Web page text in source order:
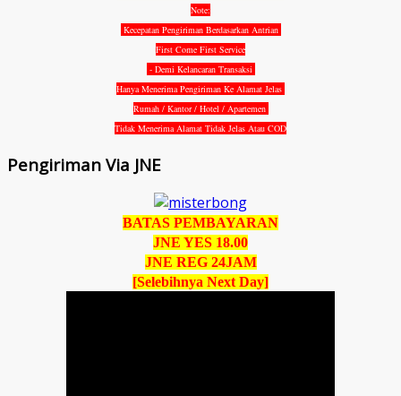
Note:
Kecepatan Pengiriman Berdasarkan Antrian
First Come First Service
- Demi Kelancaran Transaksi
Hanya Menerima Pengiriman Ke Alamat Jelas
Rumah / Kantor / Hotel / Apartemen
Tidak Menerima Alamat Tidak Jelas Atau COD
Pengiriman Via JNE
BATAS PEMBAYARAN
JNE YES 18.00
JNE REG 24JAM
[Selebihnya Next Day]